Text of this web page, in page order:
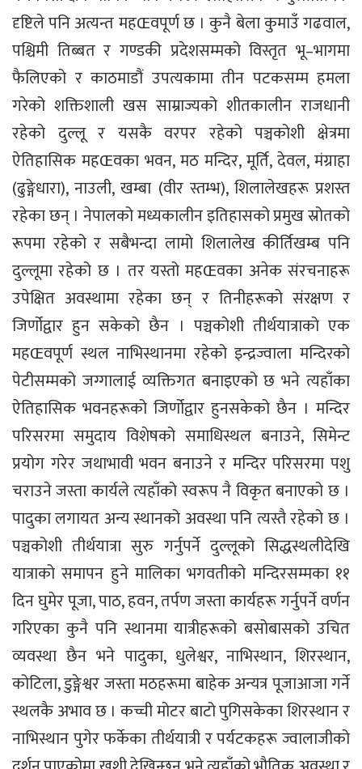
दृष्टिले पनि अत्यन्त महŒवपूर्ण छ । कुनै बेला कुमाउँ गढवाल,
पश्चिमी तिब्बत र गण्डकी प्रदेशसम्मको विस्तृत भू–भागमा
फैलिएको र काठमाडौं उपत्यकामा तीन पटकसम्म हमला
गरेको शक्तिशाली खस साम्राज्यको शीतकालीन राजधानी
रहेको दुल्लू र यसकै वरपर रहेको पञ्चकोशी क्षेत्रमा
ऐतिहासिक महŒवका भवन, मठ मन्दिर, मूर्ति, देवल, मंग्राहा
(ढुङ्गेधारा), नाउली, खम्बा (वीर स्तम्भ), शिलालेखहरू प्रशस्त
रहेका छन् । नेपालको मध्यकालीन इतिहासको प्रमुख स्रोतको
रूपमा रहेको र सबैभन्दा लामो शिलालेख कीर्तिखम्ब पनि
दुल्लूमा रहेको छ । तर यस्तो महŒवका अनेक संरचनाहरू
उपेक्षित अवस्थामा रहेका छन् र तिनीहरूको संरक्षण र
जिर्णोद्वार हुन सकेको छैन । पञ्चकोशी तीर्थयात्राको एक
महŒवपूर्ण स्थल नाभिस्थानमा रहेको इन्द्रज्वाला मन्दिरको
पेटीसम्मको जग्गालाई व्यक्तिगत बनाइएको छ भने त्यहाँका
ऐतिहासिक भवनहरूको जिर्णोद्वार हुनसकेको छैन । मन्दिर
परिसरमा समुदाय विशेषको समाधिस्थल बनाउने, सिमेन्ट
प्रयोग गरेर जथाभावी भवन बनाउने र मन्दिर परिसरमा पशु
चराउने जस्ता कार्यले त्यहाँको स्वरूप नै विकृत बनाएको छ ।
पादुका लगायत अन्य स्थानको अवस्था पनि त्यस्तै रहेको छ ।
पञ्चकोशी तीर्थयात्रा सुरु गर्नुपर्ने दुल्लूको सिद्धस्थलीदेखि
यात्राको समापन हुने मालिका भगवतीको मन्दिरसम्मका ११
दिन घुमेर पूजा, पाठ, हवन, तर्पण जस्ता कार्यहरू गर्नुपर्ने वर्णन
गरिएका कुनै पनि स्थानमा यात्रीहरूको बसोबासको उचित
व्यवस्था छैन भने पादुका, धुलेश्वर, नाभिस्थान, शिरस्थान,
कोटिला, डुङ्गेश्वर जस्ता मठहरूमा बाहेक अन्यत्र पूजाआजा गर्ने
स्थलकै अभाव छ । कच्ची मोटर बाटो पुगिसकेका शिरस्थान र
नाभिस्थान पुगेर फर्केका तीर्थयात्री र पर्यटकहरू ज्वालाजीको